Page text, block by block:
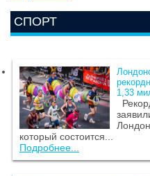
СПОРТ
1,33
который состоится...
Подробнее...